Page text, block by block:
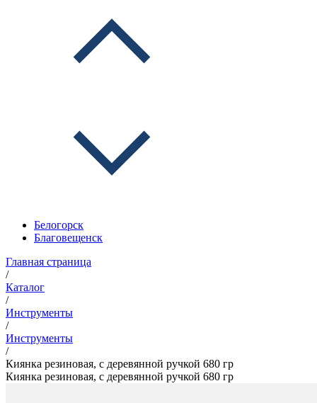
Белогорск
Благовещенск
Главная страница
/
Каталог
/
Инструменты
/
Инструменты
/
Киянка резиновая, с деревянной ручкой 680 гр
Киянка резиновая, с деревянной ручкой 680 гр